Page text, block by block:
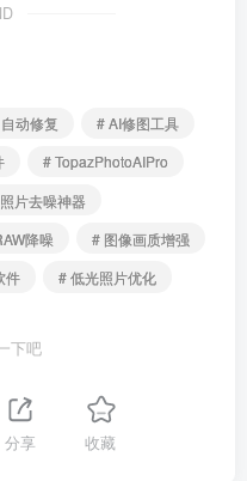
动修复
# AI修图工具
# TopazPhotoAIPro
片去噪神器
降噪
# 图像画质增强
件 # 低光照片优化
下吧
分享 收藏